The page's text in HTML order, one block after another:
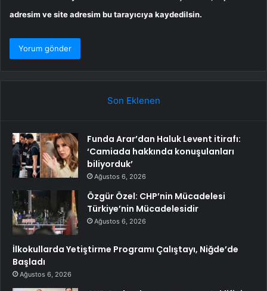
adresim ve site adresim bu tarayıcıya kaydedilsin.
Son Eklenen
Funda Arar’dan Haluk Levent itirafı:
‘Camiada hakkında konuşulanları
biliyorduk’
Ağustos 6, 2026
Özgür Özel: CHP’nin Mücadelesi
Türkiye’nin Mücadelesidir
Ağustos 6, 2026
İlkokullarda Yetiştirme Programı Çalıştayı, Niğde’de
Başladı
Ağustos 6, 2026